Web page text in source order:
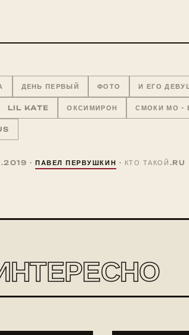
ДЕНЬ ПЕРВЫЙ ФОТО И ЕГО
LIL KATE ОКСИМИРОН СМОКИ МО -
· ПАВЕЛ ПЕРВУШКИН · КТО ТАКОЙ.RU